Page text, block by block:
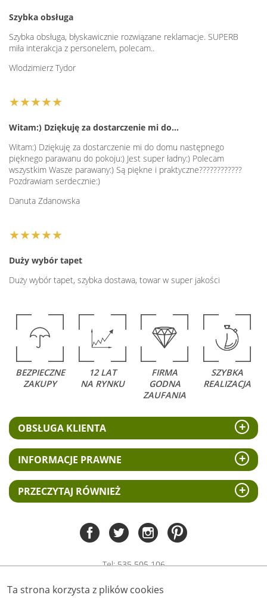
Ta strona korzysta z plików cookies
Szybka obsługa
Szybka obsługa, błyskawicznie rozwiązane reklamacje. SUPERB
miła interakcja z personelem, polecam..
Wlodzimierz Tydor
★★★★★
Witam:) Dziękuję za dostarczenie mi do…
Witam:) Dziękuję za dostarczenie mi do domu następnego
pięknego parawanu do pokoju:) Jest super ładny:) Polecam
wszystkim Wasze parawany:) Są piękne i praktyczne????????????
Pozdrawiam serdecznie:)
Danuta Zdanowska
★★★★★
Duży wybór tapet
Duży wybór tapet, szybka dostawa, towar w super jakości
BEZPIECZNE
ZAKUPY
12 LAT
NA RYNKU
FIRMA
GODNA
ZAUFANIA
SZYBKA
REALIZACJA
OBSŁUGA KLIENTA
INFORMACJE PRAWNE
PRZECZYTAJ RÓWNIEŻ
Tel:535 505 106